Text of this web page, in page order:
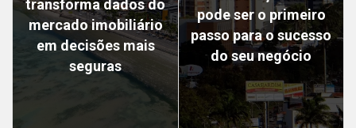
transforma dados do
mercado imobiliário
em decisões mais
seguras
pode ser o primeiro
passo para o sucesso
do seu negócio